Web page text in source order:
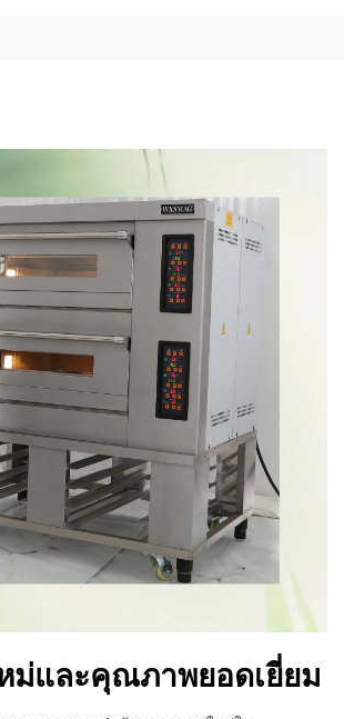
ม่และคุณภาพยอดเยี่ยม